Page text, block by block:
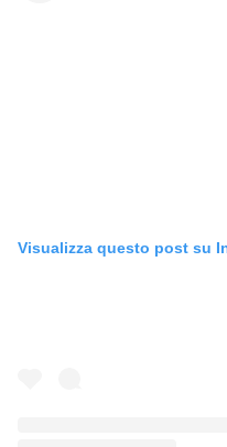
Visualizza questo post su